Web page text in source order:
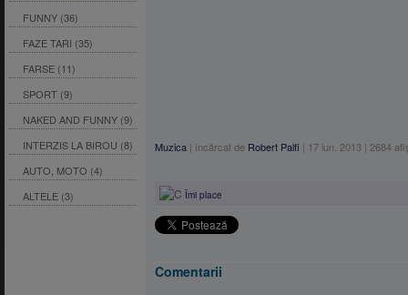
FUNNY (36)
FAZE TARI (35)
FARSE (11)
SPORT (9)
NAKED AND FUNNY (9)
INTERZIS LA BIROU (8)
AUTO, MOTO (4)
ALTELE (3)
Muzica | încărcat de Robert Palfi | 17 iun. 2013 | 2684
Îmi place
Comentarii